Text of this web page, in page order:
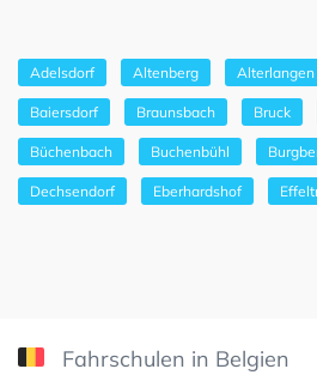
Adelsdorf Altenberg Alterlangen
Baiersdorf Braunsbach Bruck
Büchenbach Buchenbühl
Dechsendorf Eberhardshof
Fahrschulen in Belgien